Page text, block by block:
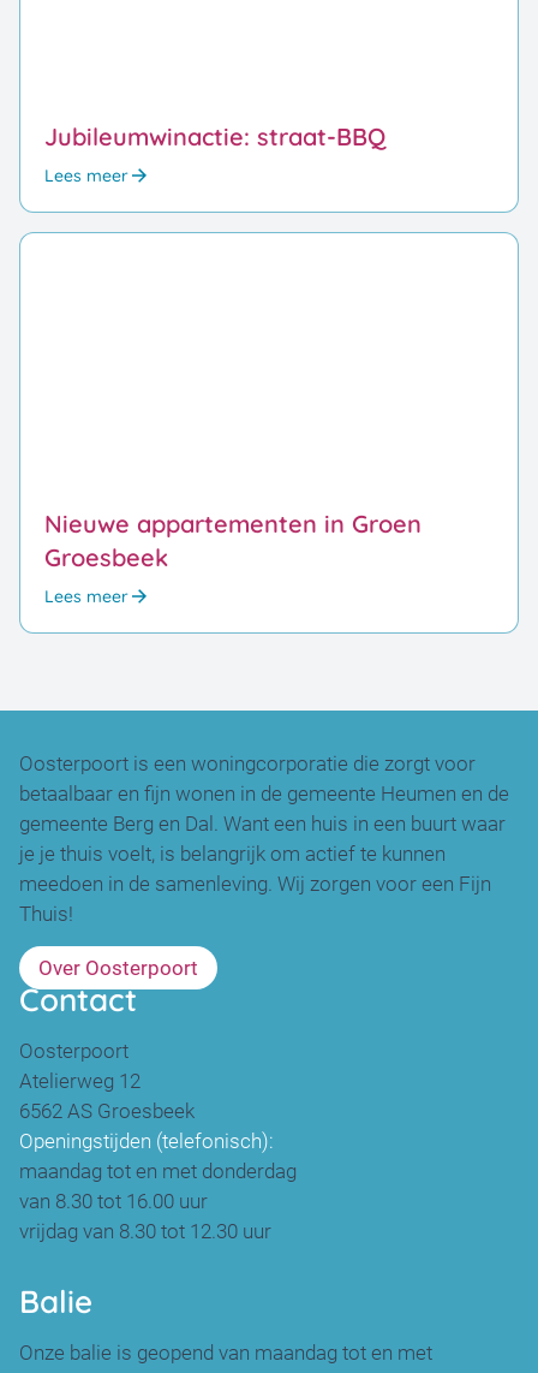
Jubileumwinactie: straat-BBQ
Lees meer
Nieuwe appartementen in Groen
Groesbeek
Lees meer
Oosterpoort is een woningcorporatie die zorgt voor
betaalbaar en fijn wonen in de gemeente Heumen en de
gemeente Berg en Dal. Want een huis in een buurt waar
je je thuis voelt, is belangrijk om actief te kunnen
meedoen in de samenleving. Wij zorgen voor een Fijn
Thuis!
Over Oosterpoort
Contact
Oosterpoort
Atelierweg 12
6562 AS Groesbeek
Openingstijden (telefonisch):
maandag tot en met donderdag
van 8.30 tot 16.00 uur
vrijdag van 8.30 tot 12.30 uur
Balie
Onze balie is geopend van maandag tot en met